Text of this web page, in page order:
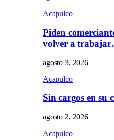
Acapulco
Piden
volver a
agosto 3, 2026
Acapulco
Sin cargos en
agosto 2, 2026
Acapulco